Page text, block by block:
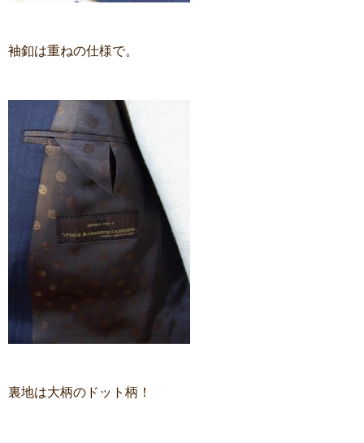
袖釦は重ねの仕様で。
裏地は大柄のドット柄！